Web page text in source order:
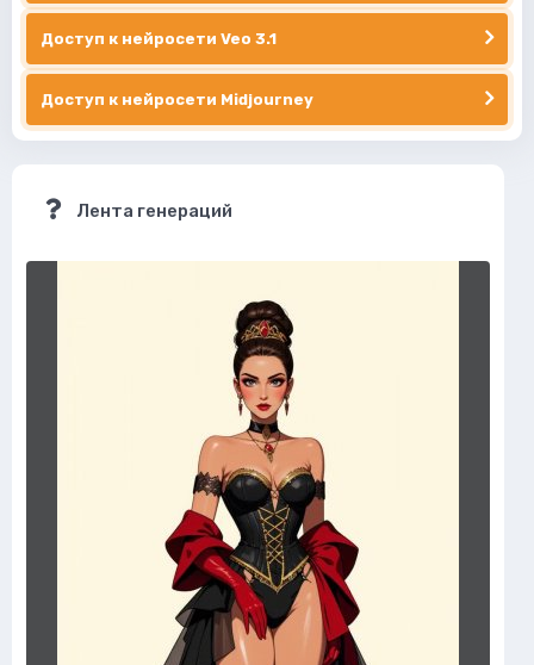
Доступ к нейросети Veo 3.1
Доступ к нейросети Midjourney
Лента генераций